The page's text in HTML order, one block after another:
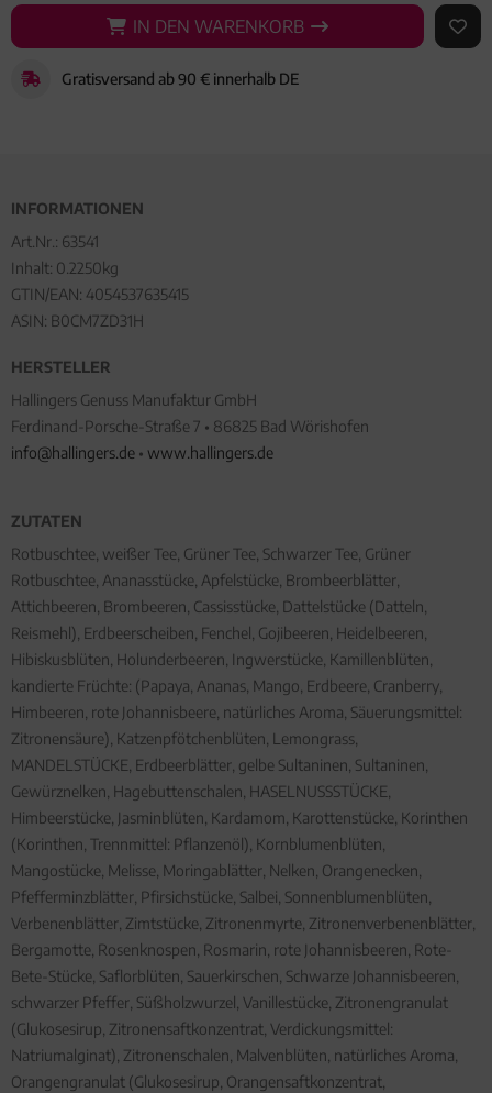
IN DEN WARENKORB
IN DEN WARENKORB AUF
Gratisversand ab 90 € innerhalb DE
INFORMATIONEN
Art.Nr.: 63541
Inhalt: 0.2250kg
GTIN/EAN: 4054537635415
ASIN: B0CM7ZD31H
HERSTELLER
Hallingers Genuss Manufaktur GmbH
Ferdinand-Porsche-Straße 7 • 86825 Bad Wörishofen
info@hallingers.de • www.hallingers.de
ZUTATEN
Rotbuschtee, weißer Tee, Grüner Tee, Schwarzer Tee, Grüner
Rotbuschtee, Ananasstücke, Apfelstücke, Brombeerblätter,
Attichbeeren, Brombeeren, Cassisstücke, Dattelstücke (Datteln,
Reismehl), Erdbeerscheiben, Fenchel, Gojibeeren, Heidelbeeren,
Hibiskusblüten, Holunderbeeren, Ingwerstücke, Kamillenblüten,
kandierte Früchte: (Papaya, Ananas, Mango, Erdbeere, Cranberry,
Himbeeren, rote Johannisbeere, natürliches Aroma, Säuerungsmittel:
Zitronensäure), Katzenpfötchenblüten, Lemongrass,
MANDELSTÜCKE, Erdbeerblätter, gelbe Sultaninen, Sultaninen,
Gewürznelken, Hagebuttenschalen, HASELNUSSSTÜCKE,
Himbeerstücke, Jasminblüten, Kardamom, Karottenstücke, Korinthen
(Korinthen, Trennmittel: Pflanzenöl), Kornblumenblüten,
Mangostücke, Melisse, Moringablätter, Nelken, Orangenecken,
Pfefferminzblätter, Pfirsichstücke, Salbei, Sonnenblumenblüten,
Verbenenblätter, Zimtstücke, Zitronenmyrte, Zitronenverbenenblätter,
Bergamotte, Rosenknospen, Rosmarin, rote Johannisbeeren, Rote-
Bete-Stücke, Saflorblüten, Sauerkirschen, Schwarze Johannisbeeren,
schwarzer Pfeffer, Süßholzwurzel, Vanillestücke, Zitronengranulat
(Glukosesirup, Zitronensaftkonzentrat, Verdickungsmittel:
Natriumalginat), Zitronenschalen, Malvenblüten, natürliches Aroma,
Orangengranulat (Glukosesirup, Orangensaftkonzentrat,